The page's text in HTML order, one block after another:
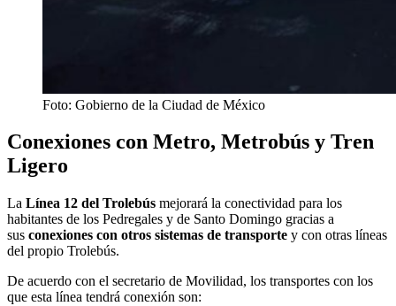
Foto: Gobierno de la Ciudad de México
Conexiones con Metro, Metrobús y Tren
Ligero
La Línea 12 del Trolebús mejorará la conectividad para los
habitantes de los Pedregales y de Santo Domingo gracias a
sus conexiones con otros sistemas de transporte y con otras líneas
del propio Trolebús.
De acuerdo con el secretario de Movilidad, los transportes con los
que esta línea tendrá conexión son: